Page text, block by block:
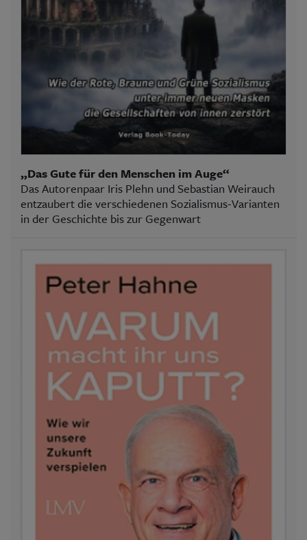
„Das Gute für den Menschen im Auge“
Das Autorenpaar Iris Plehn und Sebastian Weirauch
entzaubert die verschiedenen Sozialismus-Varianten
in der Geschichte bis zur Gegenwart